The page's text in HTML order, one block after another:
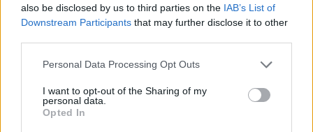
also be disclosed by us to third parties on the IAB’s List of
Downstream Participants that may further disclose it to other
Personal Data Processing Opt Outs
I want to opt-out of the Sharing of my
personal data.
Opted In
δημοσιογράφους, είναι ο καλύτερος
αποπροσανατολισμός της κοινής γνώμης. Φυσικά
και μπορούν να έχουν πολιτική άποψη, να
προσφέρουν στην δημόσια ζωή αυτού του τόπου.